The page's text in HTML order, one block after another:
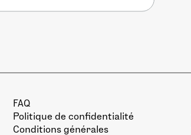
FAQ
Politique de confidentialité
Conditions générales